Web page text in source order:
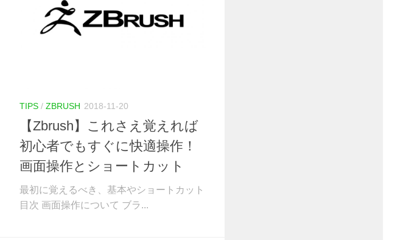
TIPS / ZBRUSH 2018-11-20
【Zbrush】これさえ覚えれば
初心者でもすぐに快適操作！
画面操作とショートカット
最初に覚えるべき、基本やショートカット
目次 画面操作について ブラ...